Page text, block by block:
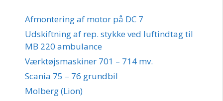
Afmontering af motor på DC 7
Udskiftning af rep. stykke ved luftindtag til
MB 220 ambulance
Værktøjsmaskiner 701 – 714 mv.
Scania 75 – 76 grundbil
Molberg (Lion)